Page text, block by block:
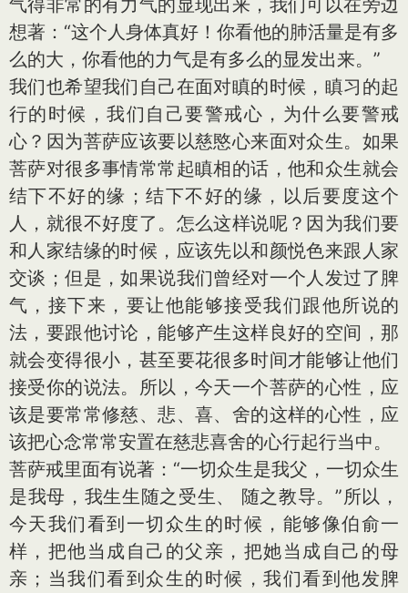
气得非常的有力气的显现出来，我们可以在旁边
想著：“这个人身体真好！你看他的肺活量是有多
么的大，你看他的力气是有多么的显发出来。”
我们也希望我们自己在面对瞋的时候，瞋习的起
行的时候，我们自己要警戒心，为什么要警戒
心？因为菩萨应该要以慈愍心来面对众生。如果
菩萨对很多事情常常起瞋相的话，他和众生就会
结下不好的缘；结下不好的缘，以后要度这个
人，就很不好度了。怎么这样说呢？因为我们要
和人家结缘的时候，应该先以和颜悦色来跟人家
交谈；但是，如果说我们曾经对一个人发过了脾
气，接下来，要让他能够接受我们跟他所说的
法，要跟他讨论，能够产生这样良好的空间，那
就会变得很小，甚至要花很多时间才能够让他们
接受你的说法。所以，今天一个菩萨的心性，应
该是要常常修慈、悲、喜、舍的这样的心性，应
该把心念常常安置在慈悲喜舍的心行起行当中。
菩萨戒里面有说著：“一切众生是我父，一切众生
是我母，我生生随之受生、 随之教导。”所以，
今天我们看到一切众生的时候，能够像伯俞一
样，把他当成自己的父亲，把她当成自己的母
亲；当我们看到众生的时候，我们看到他发脾